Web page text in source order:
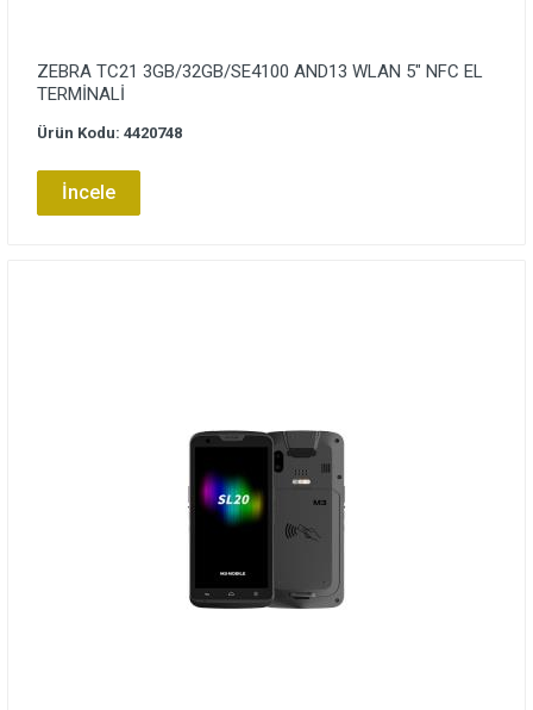
ZEBRA TC21 3GB/32GB/SE4100 AND13 WLAN 5″ NFC EL
TERMİNALİ
Ürün Kodu: 4420748
İncele